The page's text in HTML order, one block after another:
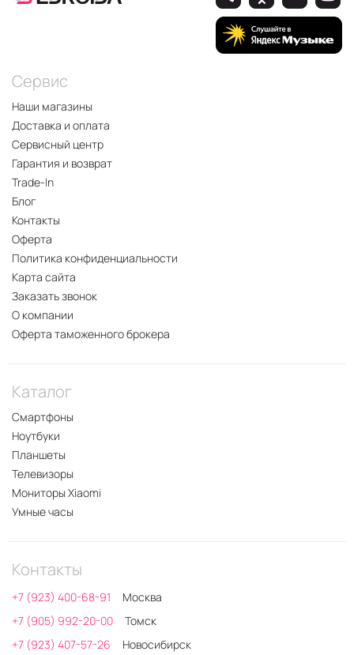
Сервис
Наши магазины
Доставка и оплата
Сервисный центр
Гарантия и возврат
Trade-In
Блог
Контакты
Оферта
Политика конфиденциальности
Карта сайта
Заказать звонок
О компании
Оферта таможенного брокера
Каталог
Смартфоны
Ноутбуки
Планшеты
Телевизоры
Мониторы Xiaomi
Умные часы
Контакты
+7 (923) 400-68-91
Москва
+7 (905) 992-20-00
Томск
+7 (923) 407-57-26
Новосибирск